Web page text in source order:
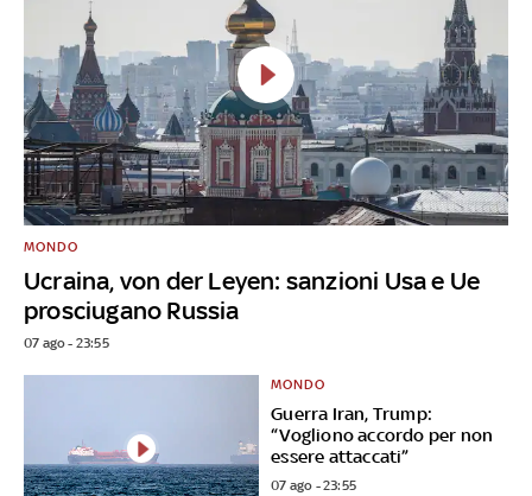
Ucraina, von der Leyen: sanzioni Usa e Ue
prosciugano Russia
MONDO
07 ago - 23:55
Guerra Iran, Trump:
“Vogliono accordo per non
essere attaccati”
MONDO
07 ago - 23:55